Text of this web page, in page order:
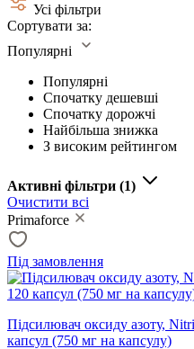
Усі фільтри
Сортувати за:
Популярні
Популярні
Спочатку дешевші
Спочатку дорожчі
Найбільша знижка
З високим рейтингом
Активні фільтри (1)
Очистити всі
Primaforce
Під замовлення
Підсилювач оксиду азоту,
капсул (750 мг на капсулу)